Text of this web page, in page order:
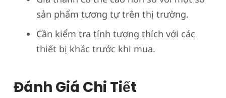
sản phẩm tương tự trên thị trường.
Cần kiểm tra tính tương thích với các
thiết bị khác trước khi mua.
Đánh Giá Chi Tiết